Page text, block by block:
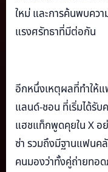
ใหม่ และการค้นพบคว
แรงศรัทธาที่มีต่อกัน
อีกหนึ่งเหตุผลที่ทำให้
แลนด์-ชอน ที่เริ่มได้รั
แฮชแท็กพูดคุยใน X อ
ซ่า รวมถึงมีฐานแฟนค
คนมองว่าทั้งคู่ถ่ายทอด